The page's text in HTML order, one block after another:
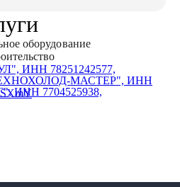
оборудование